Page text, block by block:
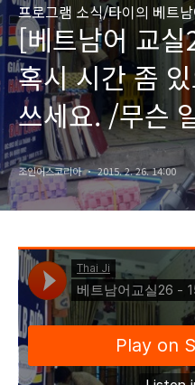
프로그램 소식/타이의 베트
[베트남어 교
혹시 시간 좀
쓰세요. /무슨
조인어스코리아 2015. 2. 26. 14:00